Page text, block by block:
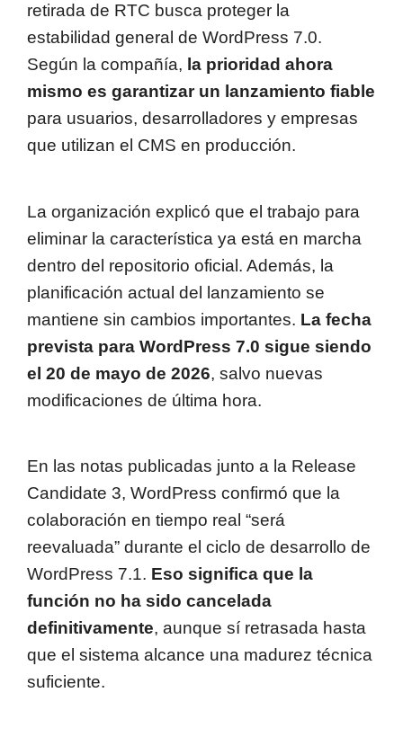
retirada de RTC busca proteger la
estabilidad general de WordPress 7.0.
Según la compañía, la prioridad ahora
mismo es garantizar un lanzamiento fiable
para usuarios, desarrolladores y empresas
que utilizan el CMS en producción.
La organización explicó que el trabajo para
eliminar la característica ya está en marcha
dentro del repositorio oficial. Además, la
planificación actual del lanzamiento se
mantiene sin cambios importantes. La fecha
prevista para WordPress 7.0 sigue siendo
el 20 de mayo de 2026, salvo nuevas
modificaciones de última hora.
En las notas publicadas junto a la Release
Candidate 3, WordPress confirmó que la
colaboración en tiempo real “será
reevaluada” durante el ciclo de desarrollo de
WordPress 7.1. Eso significa que la
función no ha sido cancelada
definitivamente, aunque sí retrasada hasta
que el sistema alcance una madurez técnica
suficiente.